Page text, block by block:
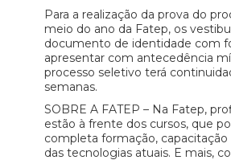
Para a realização da prova do
meio do ano da Fatep, os
documento de identidade com
apresentar com antecedência
processo seletivo terá
semanas.
SOBRE A FATEP – Na Fatep,
estão à frente dos cursos, que
completa formação,
das tecnologias atuais. E mais,